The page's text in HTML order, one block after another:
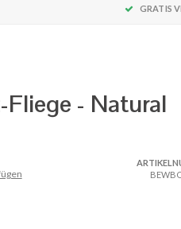
GRATIS
Fliege - Natural